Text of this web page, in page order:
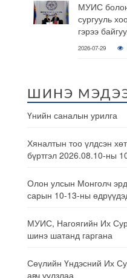
МУИС
сургууль
гэрээ
2026-07-29
ШИНЭ
Үнийн саналын урилга
Хяналтын тоо үлдсэн
бүртгэл 2026.08.10-ны
Олон улсын Монголч
сарын 10-13-ны
МУИС, Нагоягийн Их
шинэ шатанд гаргана
Сөүлийн Үндэсний Их
авч уулзлаа